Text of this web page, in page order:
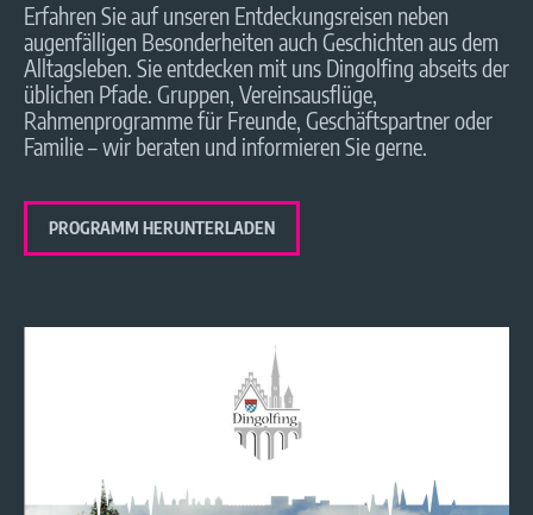
Erfahren Sie auf unseren Entdeckungsreisen neben
augenfälligen Besonderheiten auch Geschichten aus dem
Alltagsleben. Sie entdecken mit uns Dingolfing abseits der
üblichen Pfade. Gruppen, Vereinsausflüge,
Rahmenprogramme für Freunde, Geschäftspartner oder
Familie – wir beraten und informieren Sie gerne.
PROGRAMM HERUNTERLADEN